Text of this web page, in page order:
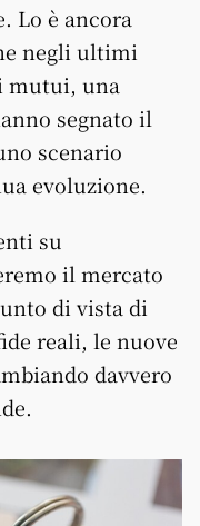
Lo è ancora
negli ultimi
mutui, una
segnato il
scenario
evoluzione.
su
il mercato
di vista di
reali, le nuove
davvero